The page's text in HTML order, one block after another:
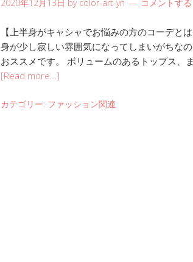
2020年12月13日 by color-art-yn コメントする
【上半身がキャシャでお悩みの方のコーデと
身が少し寂しい雰囲気になってしまいがちな
おススメです。 ボリュームのあるトップス、
[Read more…]
カテゴリー: ファッション関連